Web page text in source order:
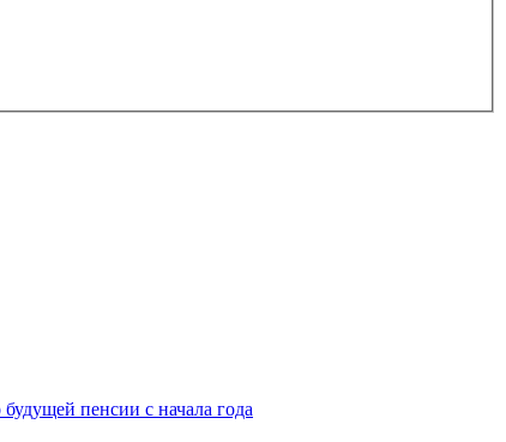
пенсии с начала года